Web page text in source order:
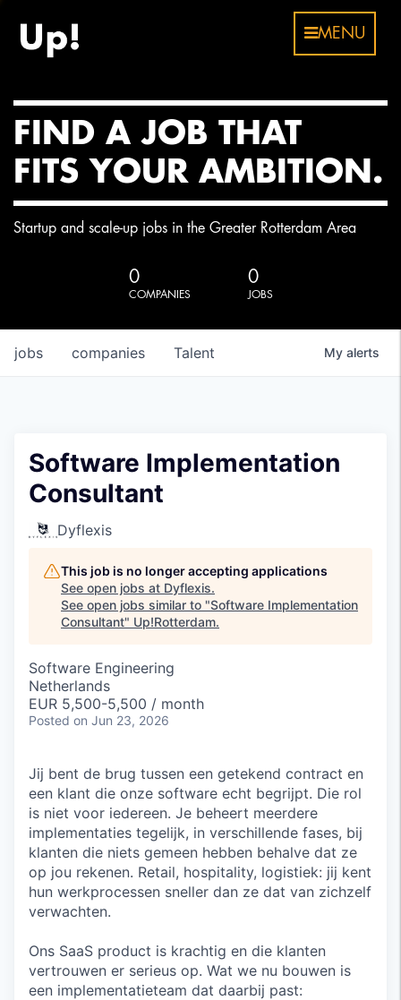
MENU
FIND A JOB THAT
FITS YOUR AMBITION.
Startup and scale-up jobs in the Greater Rotterdam Area
0
COMPANIES
0
JOBS
jobs companies Talent My alerts
Software Implementation
Consultant
Dyflexis
This job is no longer accepting applications
See open jobs at Dyflexis.
See open jobs similar to "Software Implementation
Consultant" Up!Rotterdam.
Software Engineering
Netherlands
EUR 5,500-5,500 / month
Posted on Jun 23, 2026
Jij bent de brug tussen een getekend contract en
een klant die onze software echt begrijpt. Die rol
is niet voor iedereen. Je beheert meerdere
implementaties tegelijk, in verschillende fases, bij
klanten die niets gemeen hebben behalve dat ze
op jou rekenen. Retail, hospitality, logistiek: jij kent
hun werkprocessen sneller dan ze dat van zichzelf
verwachten.
Ons SaaS product is krachtig en die klanten
vertrouwen er serieus op. Wat we nu bouwen is
een implementatieteam dat daarbij past: